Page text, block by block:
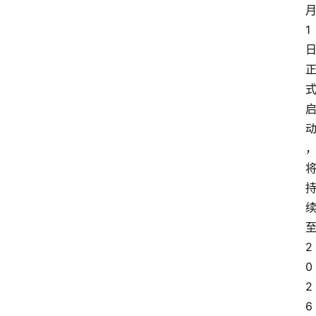
月
1
日
正
式
启
动
，
将
持
续
至
2
0
2
6